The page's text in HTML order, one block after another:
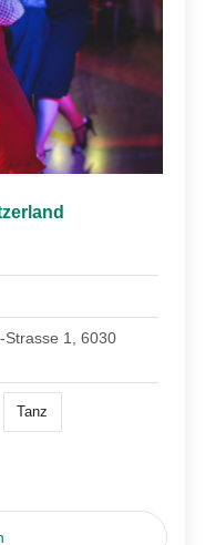
Strasse 1, 6030
Tanz